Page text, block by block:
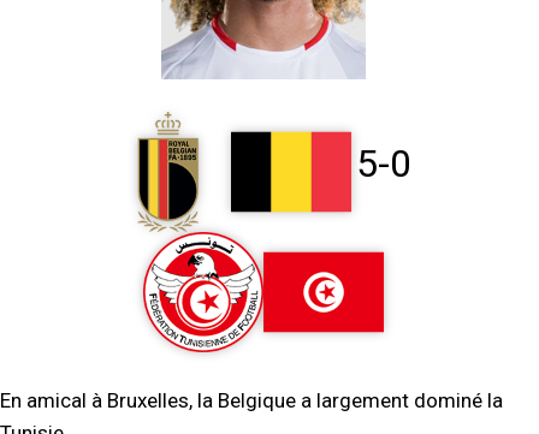
5-0
En amical à Bruxelles, la Belgique a largement dominé la